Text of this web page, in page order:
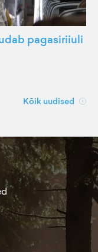
pagasiriiuli
Kõik uudised